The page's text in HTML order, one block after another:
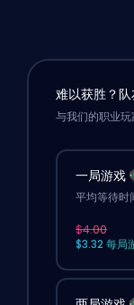
难以获胜？
与我们的职业玩
一局游戏
平均等待时
$4.00
$3.32 每局